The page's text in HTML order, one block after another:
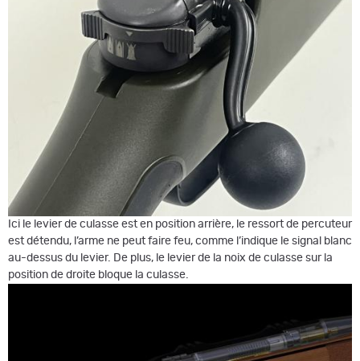
Ici le levier de culasse est en position arrière, le ressort de percuteur
est détendu, l’arme ne peut faire feu, comme l’indique le signal blanc
au-dessus du levier. De plus, le levier de la noix de culasse sur la
position de droite bloque la culasse.